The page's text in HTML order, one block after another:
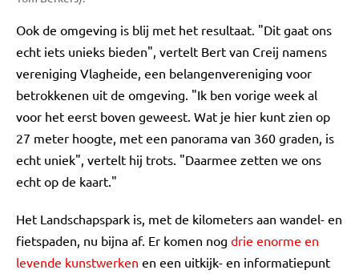
Ook de omgeving is blij met het resultaat. "Dit gaat ons
echt iets unieks bieden", vertelt Bert van Creij namens
vereniging Vlagheide, een belangenvereniging voor
betrokkenen uit de omgeving. "Ik ben vorige week al
voor het eerst boven geweest. Wat je hier kunt zien op
27 meter hoogte, met een panorama van 360 graden, is
echt uniek", vertelt hij trots. "Daarmee zetten we ons
echt op de kaart."
Het Landschapspark is, met de kilometers aan wandel- en
fietspaden, nu bijna af. Er komen nog drie enorme en
levende kunstwerken en een uitkijk- en informatiepunt